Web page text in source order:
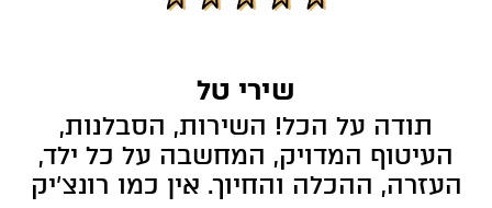
שירי טל
תודה על הכל! השירות, הסבלנות,
העיטוף המדויק, המחשבה על כל ילד,
העזרה, ההכלה והחיוך. אין כמו רונצ’יק